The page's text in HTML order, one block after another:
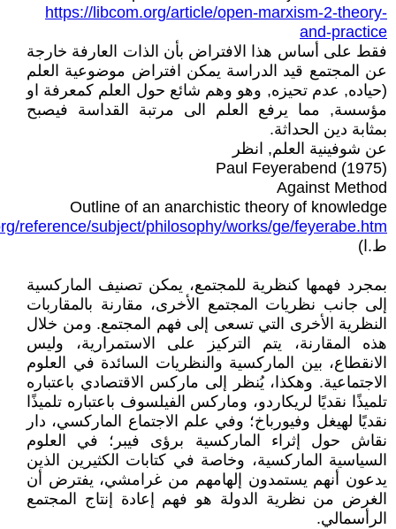
https://libcom.org/article/open-marxism-2-theory-
and-practice
فقط على أساس هذا الافتراض بأن الذات العارفة خارجة
عن المجتمع قيد الدراسة يمكن افتراض موضوعية العلم
(حياده, عدم تحيزه, وهو وهم شائع حول العلم كمعرفة او
مؤسسة, مما يرفع العلم الى مرتبة القداسة فيصبح
بمثابة دين الحداثة.
عن شوفينية العلم, انظر
Paul Feyerabend (1975)
Against Method
Outline of an anarchistic theory of knowledge
reference/subject/philosophy/works/ge/feyerabe.htm
ط.ا)
بمجرد فهمها كنظرية للمجتمع، يمكن تصنيف الماركسية
إلى جانب نظريات المجتمع الأخرى، مقارنة بالمقاربات
النظرية الأخرى التي تسعى إلى فهم المجتمع. ومن خلال
هذه المقارنة، يتم التركيز على الاستمرارية، وليس
الانقطاع، بين الماركسية والنظريات السائدة في العلوم
الاجتماعية. وهكذا، يُنظر إلى ماركس الاقتصادي باعتباره
تلميذًا نقديًا لريكاردو، وماركس الفيلسوف باعتباره تلميذًا
نقديًا لهيغل وفيورباخ؛ وفي علم الاجتماع الماركسي، دار
نقاش حول إثراء الماركسية برؤى فيبر؛ في العلوم
السياسية الماركسية، وخاصة في كتابات الكثيرين الذين
يدعون أنهم يستمدون إلهامهم من غرامشي، يفترض أن
الغرض من نظرية الدولة هو فهم إعادة إنتاج المجتمع
الرأسمالي.